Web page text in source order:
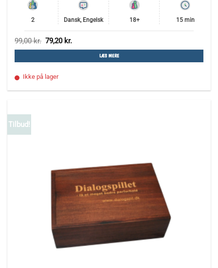
2 Dansk, Engelsk 18+ 15 min
99,00kr. Den
oprindelige
pris
99,00 kr..
79,20 kr.
aktuelle
pris
79,20 kr..
LÆS MERE
Ikke på lager
Tilbud!